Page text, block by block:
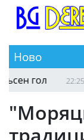
Ново
22:33 Марица